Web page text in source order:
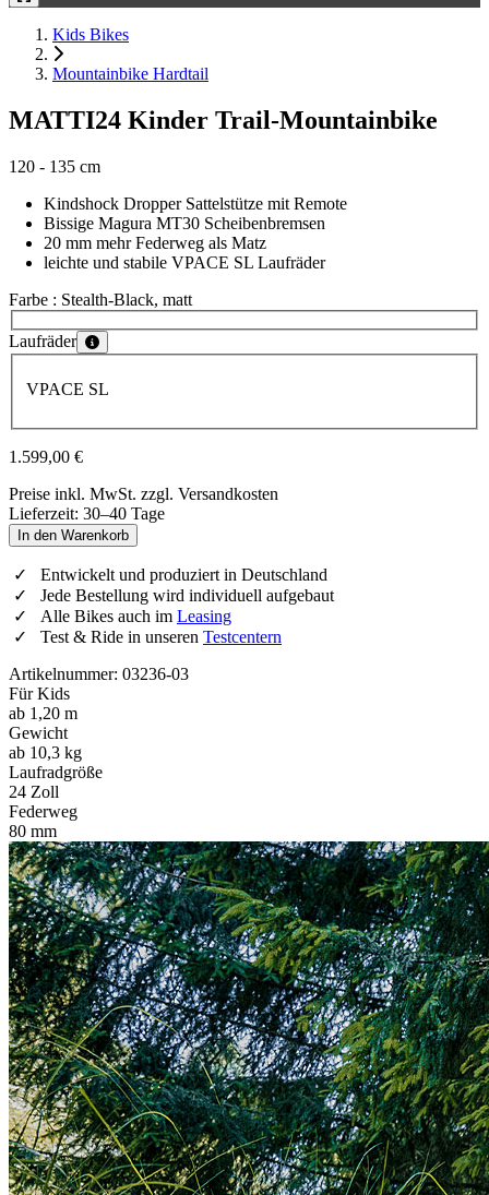
Kids Bikes
Mountainbike Hardtail
MATTI24 Kinder Trail-Mountainbike
120 - 135 cm
Kindshock Dropper Sattelstütze mit Remote
Bissige Magura MT30 Scheibenbremsen
20 mm mehr Federweg als Matz
leichte und stabile VPACE SL Laufräder
Farbe : Stealth-Black, matt
Wähle eine Farbe
Laufräder
VPACE SL
1.599,00 €
Preise inkl. MwSt. zzgl. Versandkosten
Lieferzeit: 30–40 Tage
In den Warenkorb
Entwickelt und produziert in Deutschland
Jede Bestellung wird individuell aufgebaut
Alle Bikes auch im Leasing
Test & Ride in unseren Testcentern
Artikelnummer: 03236-03
Für Kids
ab 1,20 m
Gewicht
ab 10,3 kg
Laufradgröße
24 Zoll
Federweg
80 mm